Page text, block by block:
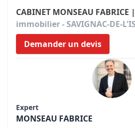
CABINET MONSEAU FABRICE |
immobilier - SAVIGNAC-DE-
Demander un devis
Expert
MONSEAU FABRICE